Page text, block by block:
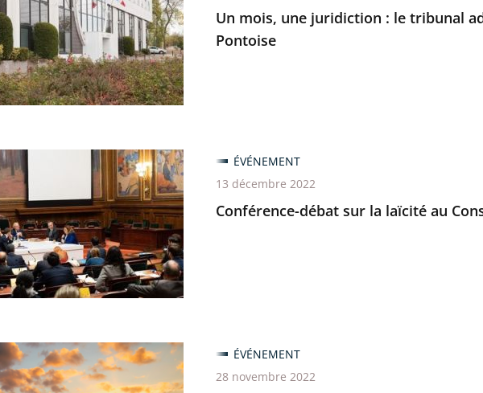
Un mois, une juridiction : le tribunal
Pontoise
Conférence-débat sur la laïcité au
ÉVÉNEMENT
13 décembre 2022
ÉVÉNEMENT
28 novembre 2022